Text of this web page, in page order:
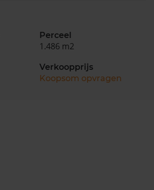
Perceel
1.486 m2
Verkoopprijs
Koopsom opvragen